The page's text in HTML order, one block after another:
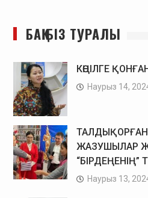
БАҚ БІЗ ТУРАЛЫ
КӨҢІЛГЕ
Наурыз 14,
ЖАЗУШЫЛАР
“БІРДЕҢЕНІҢ”
Наурыз 13,